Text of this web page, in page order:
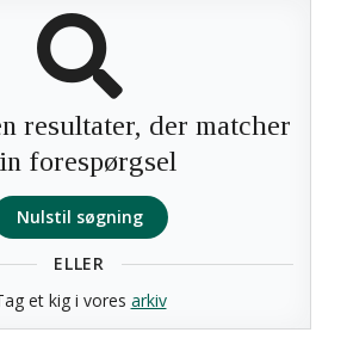
resultater, der matcher
forespørgsel
Nulstil søgning
ELLER
et kig i vores arkiv